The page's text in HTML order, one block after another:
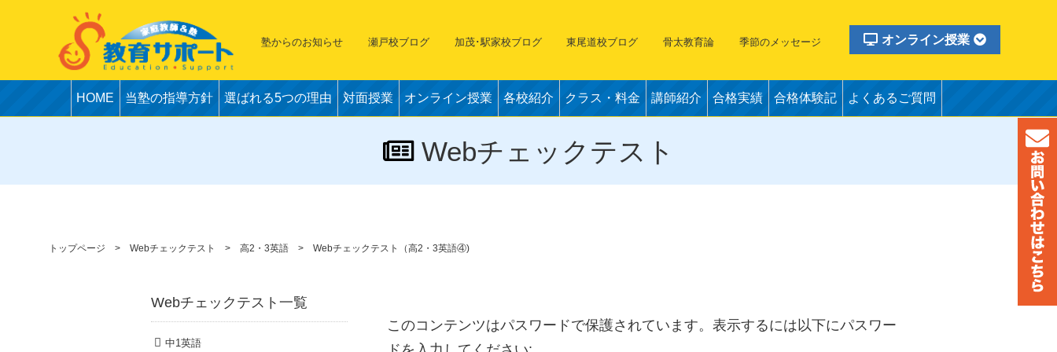
オンライン授業
塾からのお知らせ 瀬戸校ブログ 加茂･駅家校ブログ 東尾道校ブログ 骨太教育論 季節のメッセージ
HOME 当塾の指導方針 選ばれる5つの理由 対面授業 オンライン授業 各校紹介 クラス・料金 講師紹介 合格実績 合格体験記 よくあるご質問
Webチェックテスト
トップページ Webチェックテスト 高2・3英語 Webチェックテスト（高2・3英語④)
このコンテンツはパスワードで保護されています。表示するには以下にパスワー
Webチェックテスト一覧
中1英語